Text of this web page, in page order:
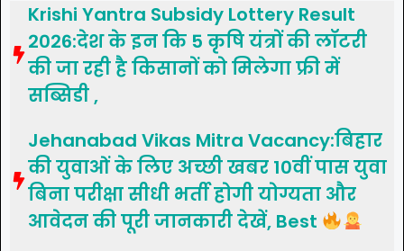
Krishi Yantra Subsidy Lottery Result
2026:देश के इन कि 5 कृषि यंत्रों की लॉटरी
की जा रही है किसानों को मिलेगा फ्री में
सब्सिडी ,
Jehanabad Vikas Mitra Vacancy:बिहार
की युवाओं के लिए अच्छी खबर 10वीं पास युवा
बिना परीक्षा सीधी भर्ती होगी योग्यता और
आवेदन की पूरी जानकारी देखें, Best